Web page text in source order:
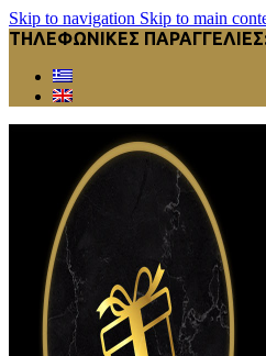
Skip to navigation Skip to main
ΤΗΛΕΦΩΝΙΚΕΣ ΠΑΡΑΓΓΕΛΙΕΣ: